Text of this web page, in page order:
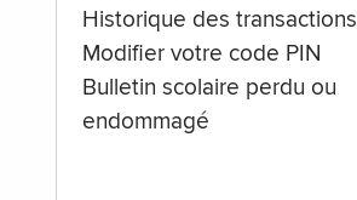
Historique des transactions
Modifier votre code PIN
Bulletin scolaire perdu ou
endommagé